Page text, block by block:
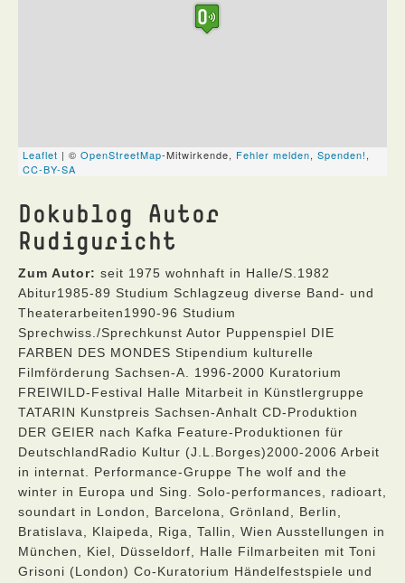
Dokublog Autor
Rudiguricht
Zum Autor: seit 1975 wohnhaft in Halle/S.1982
Abitur1985-89 Studium Schlagzeug diverse Band- und
Theaterarbeiten1990-96 Studium
Sprechwiss./Sprechkunst Autor Puppenspiel DIE
FARBEN DES MONDES Stipendium kulturelle
Filmförderung Sachsen-A. 1996-2000 Kuratorium
FREIWILD-Festival Halle Mitarbeit in Künstlergruppe
TATARIN Kunstpreis Sachsen-Anhalt CD-Produktion
DER GEIER nach Kafka Feature-Produktionen für
DeutschlandRadio Kultur (J.L.Borges)2000-2006 Arbeit
in internat. Performance-Gruppe The wolf and the
winter in Europa und Sing. Solo-performances, radioart,
soundart in London, Barcelona, Grönland, Berlin,
Bratislava, Klaipeda, Riga, Tallin, Wien Ausstellungen in
München, Kiel, Düsseldorf, Halle Filmarbeiten mit Toni
Grisoni (London) Co-Kuratorium Händelfestspiele und